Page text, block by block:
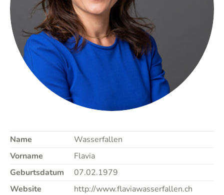
Name
Wasserfallen
Vorname
Flavia
Geburtsdatum
07.02.1979
Website
http://www.flaviawasserfallen.ch